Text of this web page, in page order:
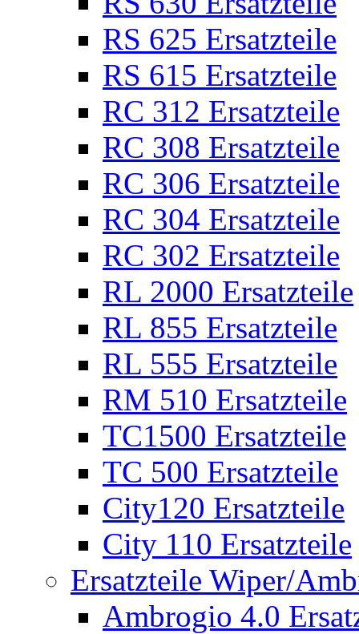
RS 625 Ersatzteile
RS 615 Ersatzteile
RC 312 Ersatzteile
RC 308 Ersatzteile
RC 306 Ersatzteile
RC 304 Ersatzteile
RC 302 Ersatzteile
RL 2000 Ersatzteile
RL 855 Ersatzteile
RL 555 Ersatzteile
RM 510 Ersatzteile
TC1500 Ersatzteile
TC 500 Ersatzteile
City120 Ersatzteile
City 110 Ersatzteile
Ersatzteile Wiper/
Ambrogio 4.0